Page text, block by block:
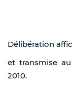
Délibération
et transmise
2010.